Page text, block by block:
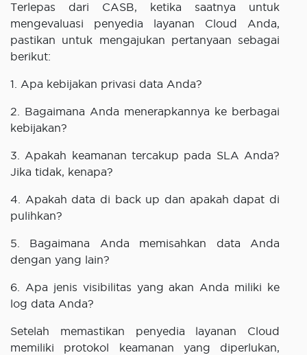
Terlepas dari CASB, ketika saatnya untuk
mengevaluasi penyedia layanan Cloud Anda,
pastikan untuk mengajukan pertanyaan sebagai
berikut:
1. Apa kebijakan privasi data Anda?
2. Bagaimana Anda menerapkannya ke berbagai
kebijakan?
3. Apakah keamanan tercakup pada SLA Anda?
Jika tidak, kenapa?
4. Apakah data di back up dan apakah dapat di
pulihkan?
5. Bagaimana Anda memisahkan data Anda
dengan yang lain?
6. Apa jenis visibilitas yang akan Anda miliki ke
log data Anda?
Setelah memastikan penyedia layanan Cloud
memiliki protokol keamanan yang diperlukan,